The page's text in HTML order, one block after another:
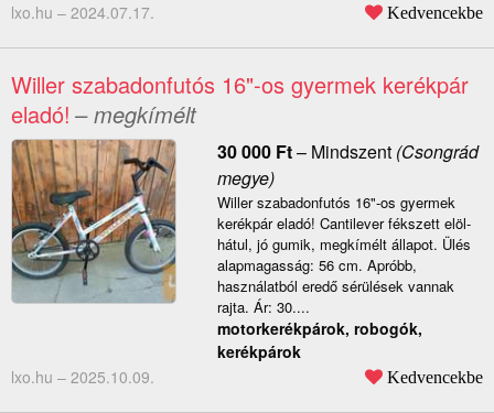
lxo.hu – 2024.07.17. Kedvencekbe
Willer szabadonfutós 16"-os gyermek kerékpár
eladó! – megkímélt
30 000 Ft– Mindszent(Csongrád
megye)
Willer szabadonfutós 16"-os gyermek
kerékpár eladó! Cantilever fékszett elöl-
hátul, jó gumik, megkímélt állapot. Ülés
alapmagasság: 56 cm. Apróbb,
használatból eredő sérülések vannak
rajta. Ár: 30....
motorkerékpárok, robogók,
kerékpárok
lxo.hu – 2025.10.09. Kedvencekbe